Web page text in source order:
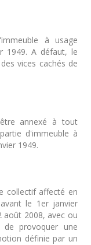
à usage
1949. A défaut, le
vices cachés de
annexé à tout
d'immeuble à
1949.
collectif affecté en
le 1er janvier
août 2008, avec ou
de provoquer une
définie par un